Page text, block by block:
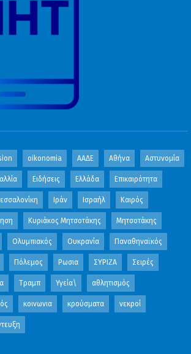
oikonomia ΑΑΔΕ Αθήνα Αστυνομία
Ειδήσεις Ελλάδα Επικαιρότητα
Ιράν Ισραήλ Καιρός
Κυριάκος Μητσοτάκης Μητσοτάκης
Ολυμπιακός Ουκρανία Παναθηναϊκός
Πόλεμος Ρωσια ΣΥΡΙΖΑ Σειρές
Τραμπ Υγεία\ αθλητισμός
κοινωνια κρούσματα νεκροί